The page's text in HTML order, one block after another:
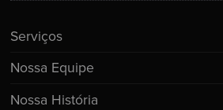
Serviços
Nossa Equipe
Nossa História